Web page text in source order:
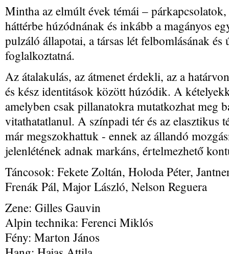
Mintha az elmúlt évek témái –
háttérbe húzódnának és inkább a magányos
pulzáló állapotai, a társas lét felbomlásának
foglalkoztatná.
Az átalakulás, az átmenet érdekli, az a
és kész identitások között húzódik. A
amelyben csak pillanatokra mutatkozhat meg
vitathatatlanul. A színpadi tér és az elasztikus
már megszokhattuk - ennek az állandó
jelenlétének adnak markáns, értelmezhető
Táncosok: Fekete Zoltán, Holoda Péter,
Frenák Pál, Major László, Nelson Reguera
Zene: Gilles Gauvin
Alpin technika: Ferenci Miklós
Fény: Marton János